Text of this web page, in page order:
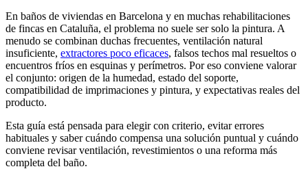
En baños de viviendas en Barcelona y en muchas rehabilitaciones
de fincas en Cataluña, el problema no suele ser solo la pintura. A
menudo se combinan duchas frecuentes, ventilación natural
insuficiente, extractores poco eficaces, falsos techos mal resueltos o
encuentros fríos en esquinas y perímetros. Por eso conviene valorar
el conjunto: origen de la humedad, estado del soporte,
compatibilidad de imprimaciones y pintura, y expectativas reales del
producto.
Esta guía está pensada para elegir con criterio, evitar errores
habituales y saber cuándo compensa una solución puntual y cuándo
conviene revisar ventilación, revestimientos o una reforma más
completa del baño.